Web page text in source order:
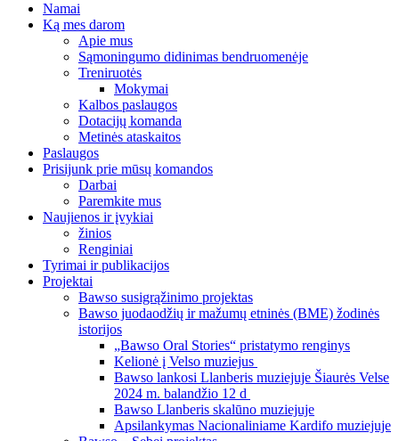
Namai
Ką mes darom
Apie mus
Sąmoningumo didinimas bendruomenėje
Treniruotės
Mokymai
Kalbos paslaugos
Dotacijų komanda
Metinės ataskaitos
Paslaugos
Prisijunk prie mūsų komandos
Darbai
Paremkite mus
Naujienos ir įvykiai
žinios
Renginiai
Tyrimai ir publikacijos
Projektai
Bawso susigrąžinimo projektas
Bawso juodaodžių ir mažumų etninės (BME) žodinės
istorijos
„Bawso Oral Stories“ pristatymo renginys
Kelionė į Velso muziejus
Bawso lankosi Llanberis muziejuje Šiaurės Velse
2024 m. balandžio 12 d
Bawso Llanberis skalūno muziejuje
Apsilankymas Nacionaliniame Kardifo muziejuje